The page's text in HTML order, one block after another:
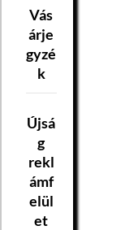
Vás
árje
gyzé
k
Újsá
g
rekl
ámf
elül
et